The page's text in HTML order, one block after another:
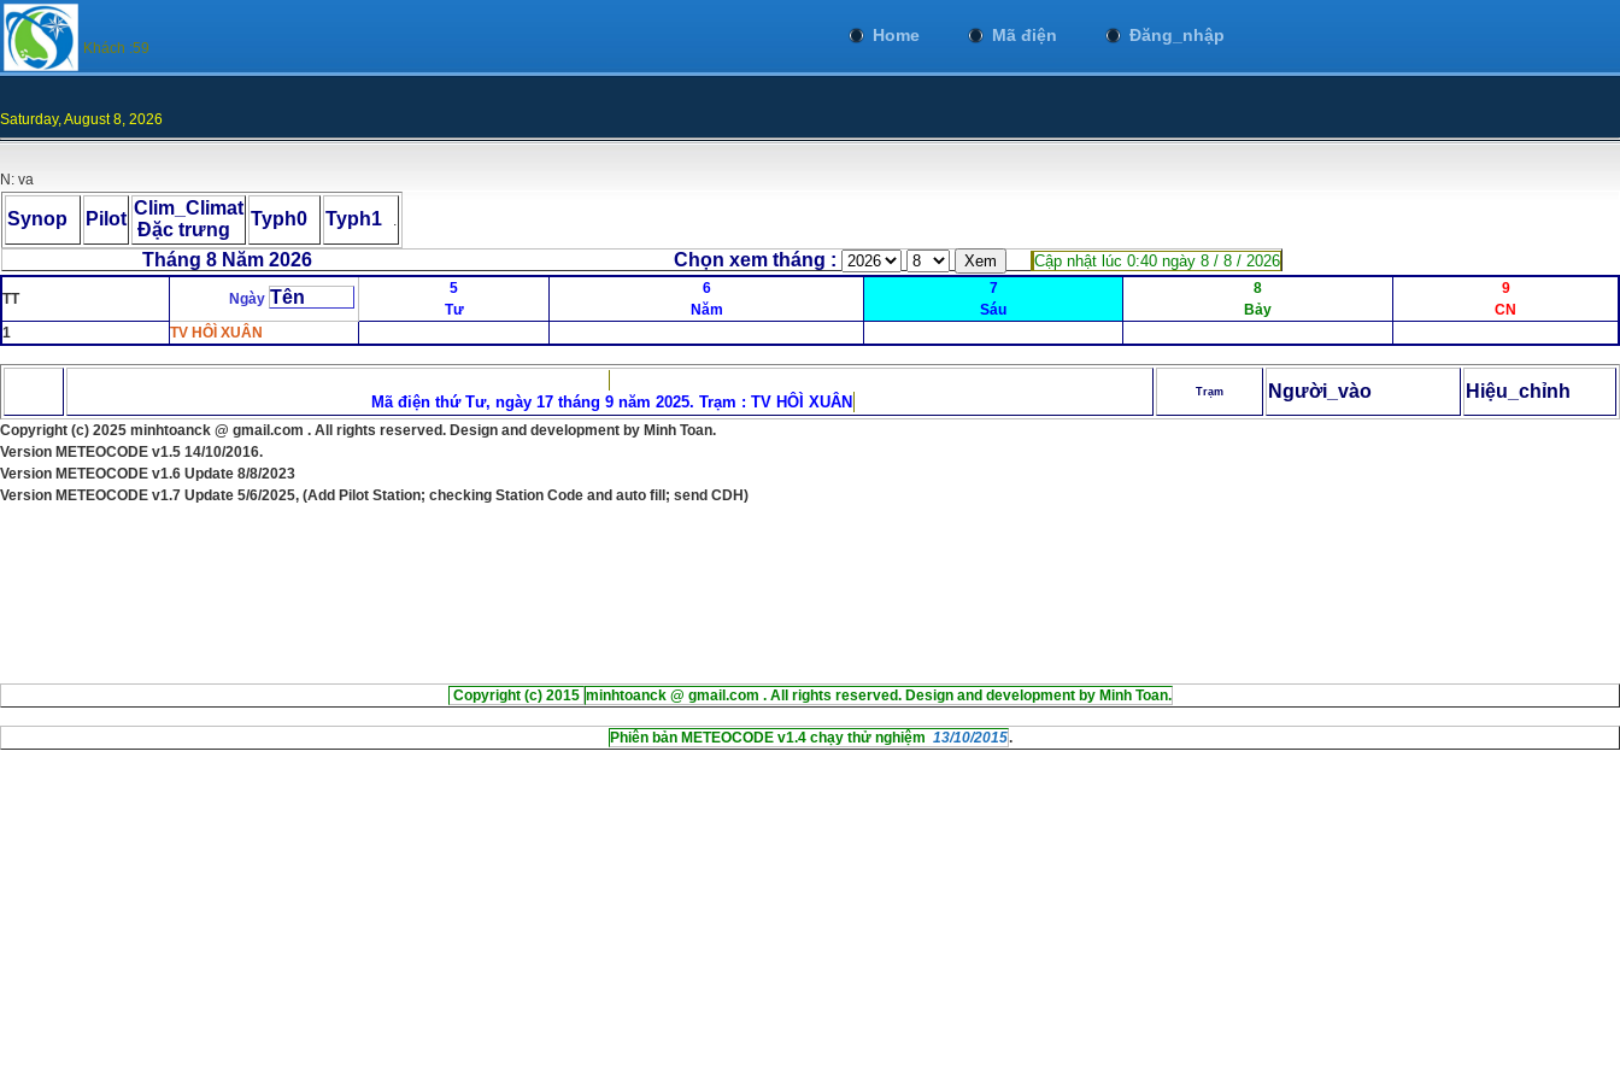
Home Mã điện Đăng_nhập
Khách :59
Saturday, August 8, 2026
N: va
Synop Pilot
Clim_Climat
Đặc trưng
Typh0 Typh1 .
Tháng 8 Năm 2026 Chọn xem tháng : Cập nhật lúc 0:40 ngày 8 / 8 / 2026
TT Ngày Tên
5
Tư
6
Năm
7
Sáu
8
Bảy
9
CN
1
TV HÔÌ XUÂN
Mã điện thứ Tư, ngày 17 tháng 9 năm 2025. Trạm : TV HÔÌ XUÂN
Trạm Người_vào Hiệu_chỉnh
Copyright (c) 2025 minhtoanck @ gmail.com . All rights reserved. Design and development by Minh Toan.
Version METEOCODE v1.5 14/10/2016.
Version METEOCODE v1.6 Update 8/8/2023
Version METEOCODE v1.7 Update 5/6/2025, (Add Pilot Station; checking Station Code and auto fill; send CDH)
Copyright (c) 2015 minhtoanck @ gmail.com . All rights reserved. Design and development by Minh Toan.
Phiên bản METEOCODE v1.4 chạy thử nghiệm 13/10/2015.